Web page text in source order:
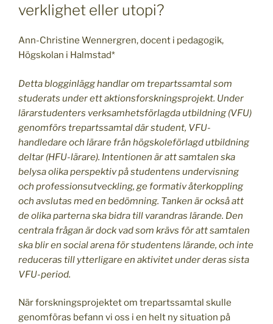
verklighet eller utopi?
Ann-Christine Wennergren, docent i pedagogik,
Högskolan i Halmstad*
Detta blogginlägg handlar om trepartssamtal som
studerats under ett aktionsforskningsprojekt. Under
lärarstudenters verksamhetsförlagda utbildning (VFU)
genomförs trepartssamtal där student, VFU-
handledare och lärare från högskoleförlagd utbildning
deltar (HFU-lärare). Intentionen är att samtalen ska
belysa olika perspektiv på studentens undervisning
och professionsutveckling, ge formativ återkoppling
och avslutas med en bedömning. Tanken är också att
de olika parterna ska bidra till varandras lärande. Den
centrala frågan är dock vad som krävs för att samtalen
ska blir en social arena för studentens lärande, och inte
reduceras till ytterligare en aktivitet under deras sista
VFU-period.
När forskningsprojektet om trepartssamtal skulle
genomföras befann vi oss i en helt ny situation på